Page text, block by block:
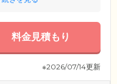
料金見積もり
※2026/07/14更新